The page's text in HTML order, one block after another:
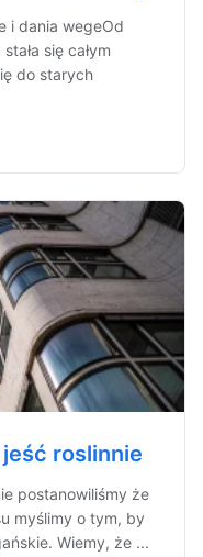
i dania wegeOd
się całym
do starych
roslinnie
postanowiliśmy że
myślimy o tym, by
Wiemy, że ...